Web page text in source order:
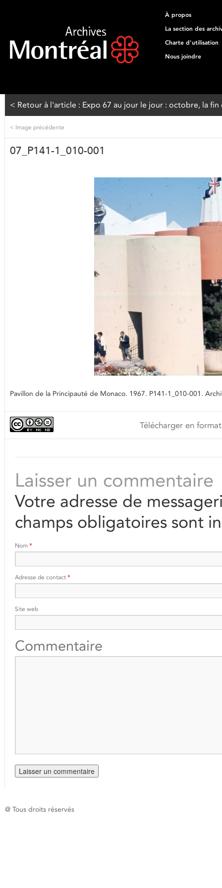
À propos
La section des
Charte d'utilisation
Nous joindre
< Retour à l'article : Expo 67 au jour le jour : octobre, la fin
< Image précédente
07_P141-1_010-001
Pavillon de la Principauté de Monaco. 1967. P141-1_010-001.
Télécharger en
Laisser un commentaire
Votre adresse de
champs obligatoires sont
Nom *
Adresse de contact *
Site web
Commentaire
@ Tous droits réservés